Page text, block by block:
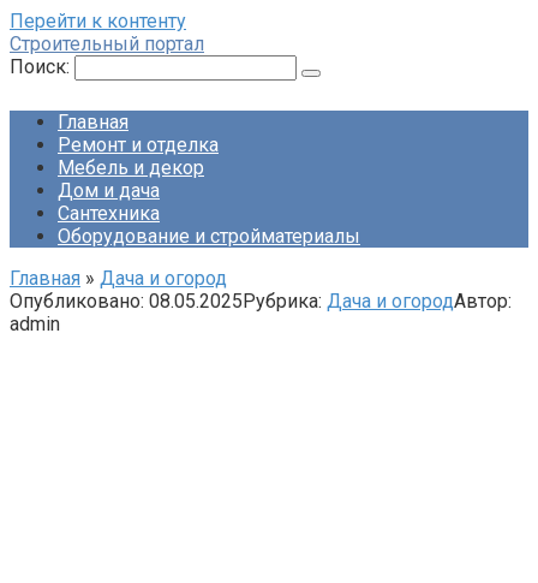
Перейти к контенту
Строительный портал
Поиск:
Главная
Ремонт и отделка
Мебель и декор
Дом и дача
Сантехника
Оборудование и стройматериалы
Главная » Дача и огород
Опубликовано: 08.05.2025Рубрика: Дача и огородАвтор:
admin